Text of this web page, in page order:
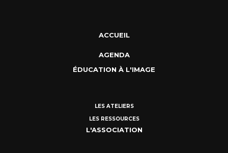
ACCUEIL
AGENDA
ÉDUCATION À L'IMAGE
LES ATELIERS
LES RESSOURCES
L'ASSOCIATION